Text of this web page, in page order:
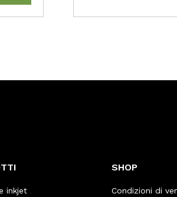
inkjet
SHOP
Condizioni di